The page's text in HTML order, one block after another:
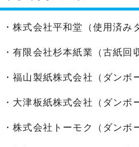
・株式会社平和堂（使用済み
・有限会社杉本紙業（古紙回
・福山製紙株式会社（ダンボ
・大津板紙株式会社（ダンボ
・株式会社トーモク（ダンボ